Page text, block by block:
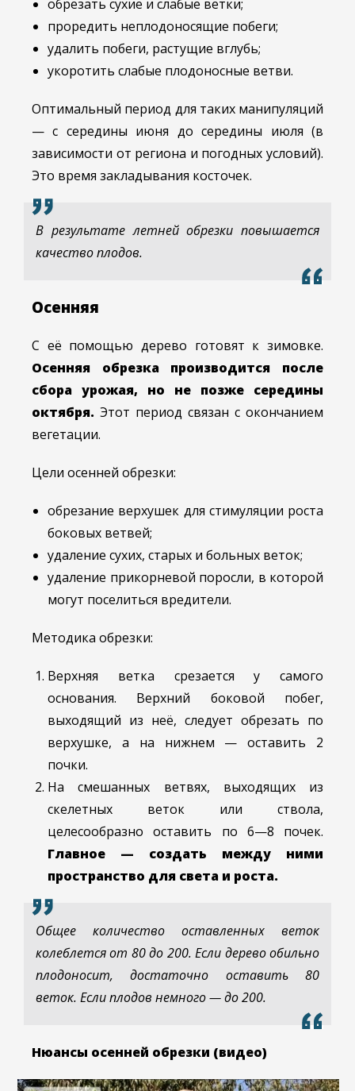
обрезать сухие и слабые ветки;
проредить неплодоносящие побеги;
удалить побеги, растущие вглубь;
укоротить слабые плодоносные ветви.
Оптимальный период для таких манипуляций
— с середины июня до середины июля (в
зависимости от региона и погодных условий).
Это время закладывания косточек.
В результате летней обрезки повышается
качество плодов.
Осенняя
С её помощью дерево готовят к зимовке.
Осенняя обрезка производится после
сбора урожая, но не позже середины
октября. Этот период связан с окончанием
вегетации.
Цели осенней обрезки:
обрезание верхушек для стимуляции роста
боковых ветвей;
удаление сухих, старых и больных веток;
удаление прикорневой поросли, в которой
могут поселиться вредители.
Методика обрезки:
Верхняя ветка срезается у самого
основания. Верхний боковой побег,
выходящий из неё, следует обрезать по
верхушке, а на нижнем — оставить 2
почки.
На смешанных ветвях, выходящих из
скелетных веток или ствола,
целесообразно оставить по 6—8 почек.
Главное — создать между ними
пространство для света и роста.
Общее количество оставленных веток
колеблется от 80 до 200. Если дерево обильно
плодоносит, достаточно оставить 80
веток. Если плодов немного — до 200.
Нюансы осенней обрезки (видео)